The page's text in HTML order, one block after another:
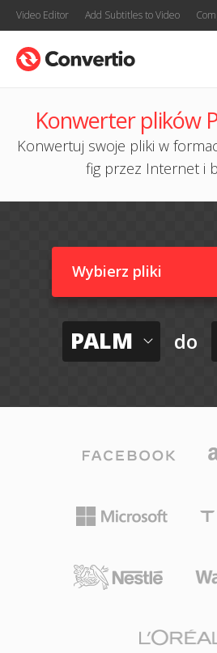
Video Editor Add Subtitles to Video
Konwerter plików
Konwertuj swoje pliki w
fig przez Internet i
Wybierz pliki
PALM do